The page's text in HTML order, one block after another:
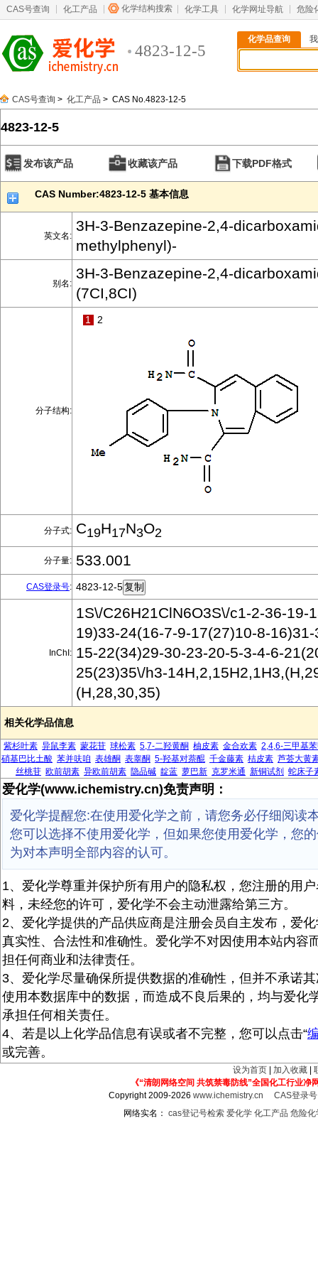
CAS号查询 化工产品 化学结构搜索 化学工具 化学网址导航 危险
4823-12-5
化学品查询
CAS号查询 > 化工产品 > CAS No.4823-12-5
4823-12-5
发布该产品 收藏该产品 下载PDF格式
CAS Number:4823-12-5 基本信息
英文名:
3H-3-Benzazepine-2,4-
methylphenyl)-
别名:
3H-3-Benzazepine-2,4-
(7CI,8CI)
分子结构:
1 2
分子式: C19H17N3O2
分子量: 533.001
CAS登录号: 4823-12-5
InChI:
1S\/C26H21ClN6O3S\/c1-2-36-19-
19)33-24(16-7-9-17(27)10-8-
15-22(34)29-30-23-20-5-3-4-6-
25(23)35\/h3-
(H,28,30,35)
相关化学品信息
紫杉叶素 异鼠李素 蒙花苷 球松素 5,7-二羟黄酮 柚皮素 金合欢素 2,4,6-三甲基
硝基巴比土酸 苯并呋咱 表雄酮 表睾酮 5-羟基对萘醌 千金藤素 桔皮素 芦荟大黄
丝桃苷 欧前胡素 异欧前胡素 隐品碱 靛蓝 萝巴新 克罗米通 新铜试剂 蛇床子
爱化学(www.ichemistry.cn)免责声明：
爱化学提醒您:在使用爱化学之前，请您务必仔细阅读
您可以选择不使用爱化学，但如果您使用爱化学，您
为对本声明全部内容的认可。
1、爱化学尊重并保护所有用户的隐私权，您注册的用
料，未经您的许可，爱化学不会主动泄露给第三方。
2、爱化学提供的产品供应商是注册会员自主发布，爱
真实性、合法性和准确性。爱化学不对因使用本站内容
担任何商业和法律责任。
3、爱化学尽量确保所提供数据的准确性，但并不承诺
使用本数据库中的数据，而造成不良后果的，均与爱化
承担任何相关责任。
4、若是以上化学品信息有误或者不完整，您可以点击“
或完善。
设为首页 加入收藏
《“清朗网络空间 共筑禁毒防线”全国化工行业净
Copyright 2009-2026www.ichemistry.cn
CAS登录
网络实名： cas登记号检索 爱化学 化工产品 危险化